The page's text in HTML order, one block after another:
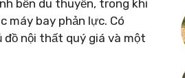
bến du thuyền, trong khi
máy bay phản lực. Có
nội thất quý giá và một